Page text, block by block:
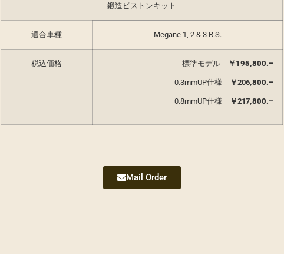
鍛造ピストンキット
適合車種 Megane 1, 2 & 3 R.S.
税込価格 標準モデル ￥ 195,800.–
0.3mmUP仕様 ￥206,800.–
0.8mmUP仕様 ￥217,800.–
Mail Order